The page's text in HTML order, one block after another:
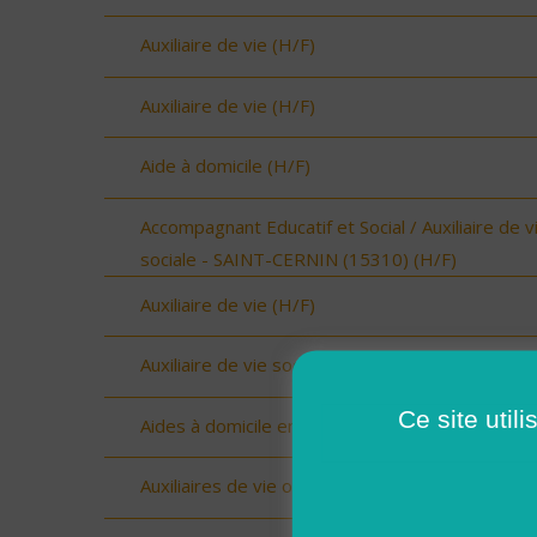
Auxiliaire de vie (H/F)
Auxiliaire de vie (H/F)
Aide à domicile (H/F)
Accompagnant Educatif et Social / Auxiliaire de
sociale - SAINT-CERNIN (15310) (H/F)
Auxiliaire de vie (H/F)
Auxiliaire de vie sociale Upie (H/F)
Aides à domicile emploi saisonnier (H/F)
Auxiliaires de vie ou Aides à domicile (H/F)
Ce site